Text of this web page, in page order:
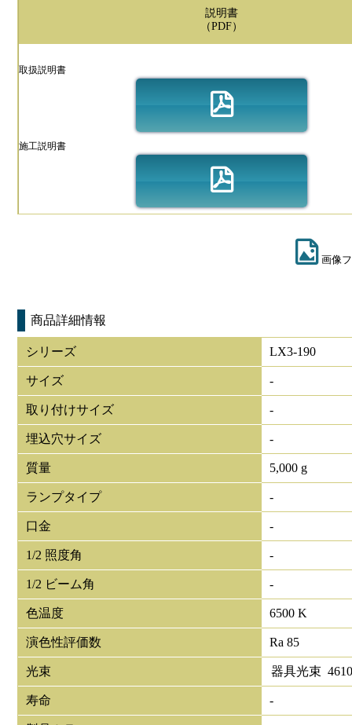
説明書
（PDF）
取扱説明書
施工説明書
画像
商品詳細情報
シリーズ LX3-190
サイズ -
取り付けサイズ -
埋込穴サイズ -
質量 5,000 g
ランプタイプ -
口金 -
1/2 照度角 -
1/2 ビーム角 -
色温度 6500 K
演色性評価数 Ra 85
光束 器具光束
寿命 -